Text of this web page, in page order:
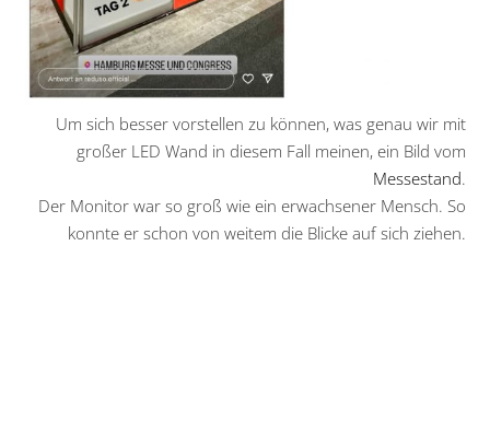
Um sich besser vorstellen zu können, was genau wir mit
großer LED Wand in diesem Fall meinen, ein Bild vom
Messestand.
Der Monitor war so groß wie ein erwachsener Mensch. So
konnte er schon von weitem die Blicke auf sich ziehen.